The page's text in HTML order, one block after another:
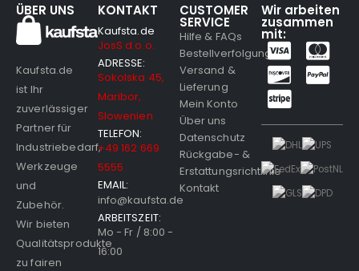
ÜBER UNS
Kaufsta.de
ist Ihr
zuverlässiger
Partner für
Industriebedarf,
Werkzeuge
und
Zubehör.
Wir bieten
Qualitätsprodukte
zu fairen
KONTAKT
Kaufsta.de
JosS d.o.o.
ADRESSE:
Sokolska 45,
Maribor,
Slowenien
TELEFON:
+49 162 669
5555
EMAIL:
info@kaufsta.de
ARBEITSZEIT:
Mo - Fr / 8:00 -
16:00
CUSTOMER
SERVICE
Hilfe & FAQs
Bestellverfolgung
Versand &
Lieferung
Mein Konto
Über uns
Datenschutz
Rückgabe- &
Erstattungsrichtlinie
Kontakt
Wir arbeiten
zusammen
mit: